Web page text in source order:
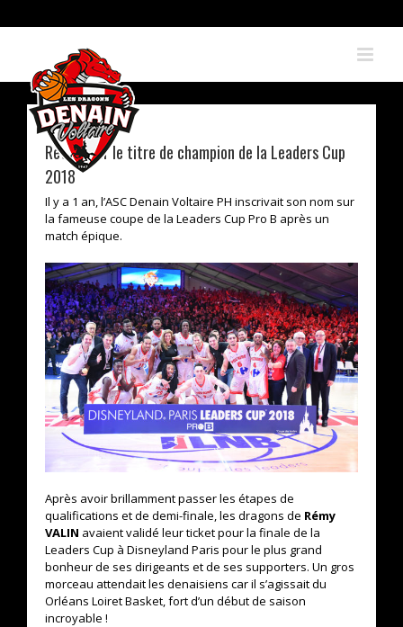
to
Retour sur le titre de champion de la Leaders Cup
2018
Il y a 1 an, l’ASC Denain Voltaire PH inscrivait son nom sur
la fameuse coupe de la Leaders Cup Pro B après un
match épique.
Après avoir brillamment passer les étapes de
qualifications et de demi-finale, les dragons de Rémy
VALIN avaient validé leur ticket pour la finale de la
Leaders Cup à Disneyland Paris pour le plus grand
bonheur de ses dirigeants et de ses supporters. Un gros
morceau attendait les denaisiens car il s’agissait du
Orléans Loiret Basket, fort d’un début de saison
incroyable !